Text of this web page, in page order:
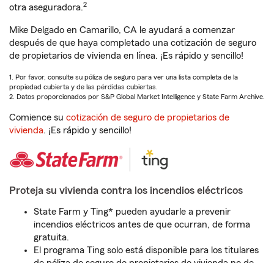
otra aseguradora.2
Mike Delgado en Camarillo, CA le ayudará a comenzar
después de que haya completado una cotización de seguro
de propietarios de vivienda en línea. ¡Es rápido y sencillo!
1. Por favor, consulte su póliza de seguro para ver una lista completa de la
propiedad cubierta y de las pérdidas cubiertas.
2. Datos proporcionados por S&P Global Market Intelligence y State Farm Archive.
Comience su cotización de seguro de propietarios de
vivienda. ¡Es rápido y sencillo!
Proteja su vivienda contra los incendios eléctricos
State Farm y Ting* pueden ayudarle a prevenir
incendios eléctricos antes de que ocurran, de forma
gratuita.
El programa Ting solo está disponible para los titulares